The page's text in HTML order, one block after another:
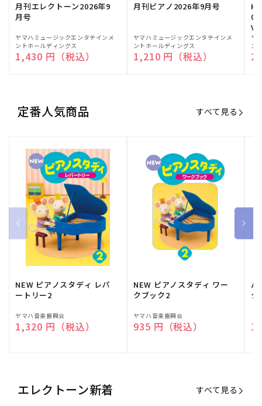
月刊エレクトーン2026年9
月号
販
売
元:
ヤマハミュージックエンタテインメ
ントホールディングス
通常価格
1,430 円（税込）
月刊ピアノ2026年9月号
販
売
元:
ヤマハミュージックエンタテインメ
ントホールディングス
通常価格
1,210 円（税込）
販
売
元:
ヤ
ン
定番人気商品 すべて見る
NEW ピアノスタディ レパ
ートリー2
販
売
ヤマハ音楽振興会
通常価格
1,320 円（税込）
NEW ピアノスタディ ワー
クブック2
販
売
ヤマハ音楽振興会
通常価格
935 円（税込）
バ
ク
売
エレクトーン新着 すべて見る